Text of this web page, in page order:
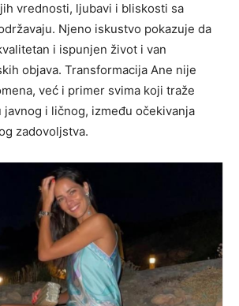
vrednosti, ljubavi i bliskosti sa
Njeno iskustvo pokazuje da
i ispunjen život i van
objava. Transformacija Ane nije
već i primer svima koji traže
javnog i ličnog, između očekivanja
zadovoljstva.